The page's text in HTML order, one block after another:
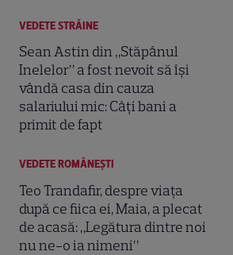
VEDETE STRĂINE
Sean Astin din „Stăpânul
Inelelor” a fost nevoit să își
vândă casa din cauza
salariului mic: Câți bani a
primit de fapt
VEDETE ROMÂNEŞTI
Teo Trandafir, despre viața
după ce fiica ei, Maia, a plecat
de acasă: „Legătura dintre noi
nu ne-o ia nimeni”